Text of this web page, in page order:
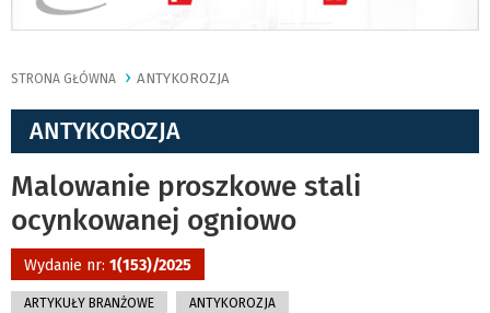
STRONA GŁÓWNA ANTYKOROZJA
ANTYKOROZJA
Malowanie proszkowe stali
ocynkowanej ogniowo
Wydanie nr: 1(153)/2025
ARTYKUŁY BRANŻOWE
ANTYKOROZJA